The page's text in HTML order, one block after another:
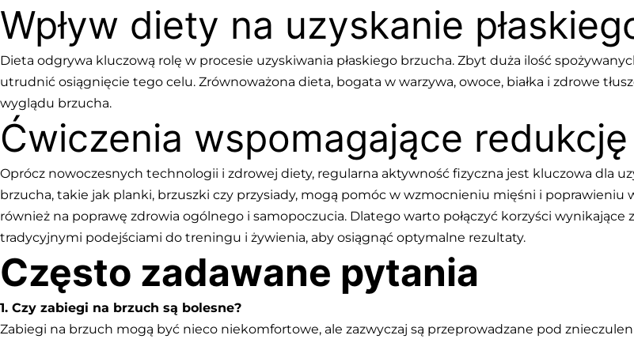
Wpływ diety na uzyskanie
Dieta odgrywa kluczową rolę w procesie uzyskiwania płaskiego brzucha. Zbyt duża ilość
utrudnić osiągnięcie tego celu. Zrównoważona dieta, bogata w warzywa, owoce, białka i zdrowe
wyglądu brzucha.
Ćwiczenia wspomagające
Oprócz nowoczesnych technologii i zdrowej diety, regularna aktywność fizyczna jest kluczowa dla
brzucha, takie jak planki, brzuszki czy przysiady, mogą pomóc w wzmocnieniu mięśni i poprawieniu
również na poprawę zdrowia ogólnego i samopoczucia. Dlatego warto połączyć korzyści
tradycyjnymi podejściami do treningu i żywienia, aby osiągnąć optymalne rezultaty.
Często zadawane pytania
1. Czy zabiegi na brzuch są bolesne?
Zabiegi na brzuch mogą być nieco niekomfortowe, ale zazwyczaj są przeprowadzane pod